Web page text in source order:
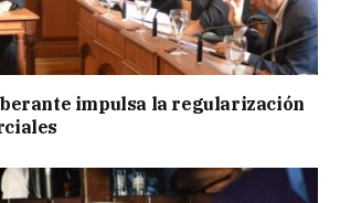
impulsa la regularización